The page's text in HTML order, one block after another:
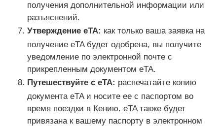
получения дополнительной информации или
разъяснений.
Утверждение eTA: как только ваша заявка на
получение eTA будет одобрена, вы получите
уведомление по электронной почте с
прикрепленным документом eTA.
Путешествуйте с eTA: распечатайте копию
документа eTA и носите ее с паспортом во
время поездки в Кению. eTA также будет
привязана к вашему паспорту в электронном